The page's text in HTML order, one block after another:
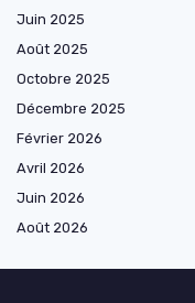
Juin 2025
Août 2025
Octobre 2025
Décembre 2025
Février 2026
Avril 2026
Juin 2026
Août 2026